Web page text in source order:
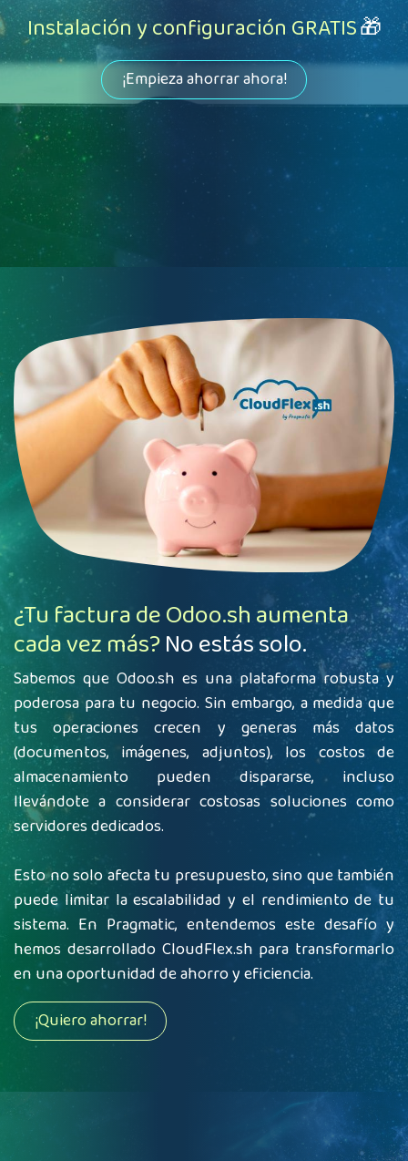
Instalación y configuración GRATIS🎁
¡Empieza ahorrar ahora!
¿Tu factura de Odoo.sh aumenta
cada vez más?No estás solo.
Sabemos que Odoo.sh es una plataforma robusta y
poderosa para tu negocio. Sin embargo, a medida que
tus operaciones crecen y generas más datos
(documentos, imágenes, adjuntos), los costos de
almacenamiento pueden dispararse, incluso
llevándote a considerar costosas soluciones como
servidores dedicados.
Esto no solo afecta tu presupuesto, sino que también
puede limitar la escalabilidad y el rendimiento de tu
sistema. En Pragmatic, entendemos este desafío y
hemos desarrollado CloudFlex.sh para transformarlo
en una oportunidad de ahorro y eficiencia.
¡Quiero ahorrar!